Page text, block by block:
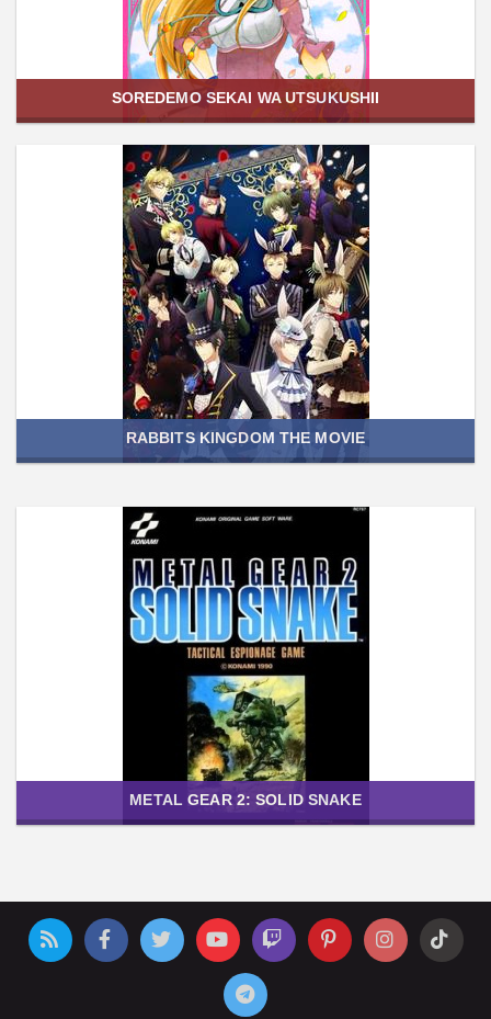
SOREDEMO SEKAI WA UTSUKUSHII
RABBITS KINGDOM THE MOVIE
METAL GEAR 2: SOLID SNAKE